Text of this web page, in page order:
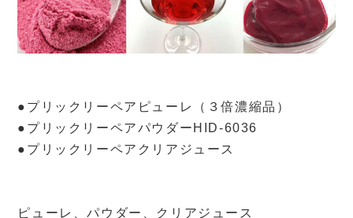
●プリックリーペアピューレ（３倍濃縮品）
●プリックリーペアパウダーHID-6036
●プリックリーペアクリアジュース
ピューレ、パウダー、クリアジュース